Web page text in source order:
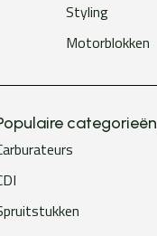
Styling
Motorblokken
categorieën